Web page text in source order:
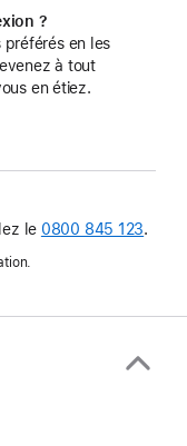
?
préférés en les
à tout
en étiez.
le 0800 845 123.